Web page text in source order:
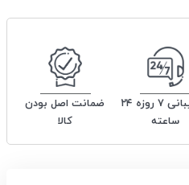
پشتیبانی ۷ روزه ۲۴
ساعته
ضمانت اصل بودن
کالا